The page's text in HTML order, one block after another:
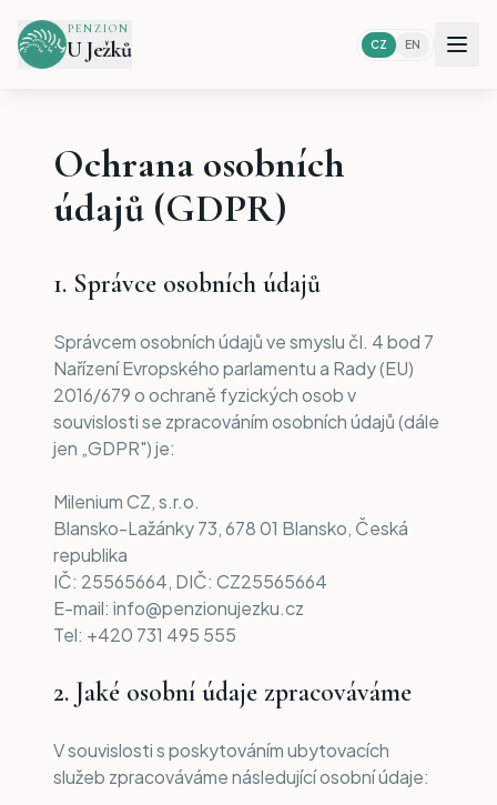
PENZION
U Ježků CZ EN
Ochrana osobních
údajů (GDPR)
1. Správce osobních údajů
Správcem osobních údajů ve smyslu čl. 4 bod 7
Nařízení Evropského parlamentu a Rady (EU)
2016/679 o ochraně fyzických osob v
souvislosti se zpracováním osobních údajů (dále
jen „GDPR") je:
Milenium CZ, s.r.o.
Blansko-Lažánky 73, 678 01 Blansko, Česká
republika
IČ: 25565664, DIČ: CZ25565664
E-mail: info@penzionujezku.cz
Tel: +420 731 495 555
2. Jaké osobní údaje zpracováváme
V souvislosti s poskytováním ubytovacích
služeb zpracováváme následující osobní údaje: